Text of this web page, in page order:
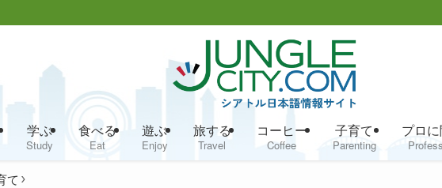
学ぶ
Study
食べる
Eat
遊ぶ
Enjoy
旅する
Travel
コーヒー
Coffee
子育て
Parenting
プロ
て